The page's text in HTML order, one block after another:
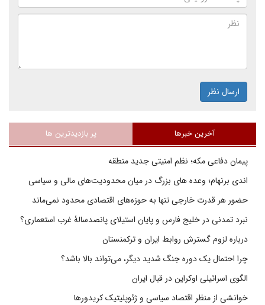
ارسال نظر
آخرین خبرها پر بازدیدترین ها
پیمان دفاعی مکه؛ نظم امنیتی جدید منطقه
اندی برنهام؛ وعده های بزرگ در میان محدودیت‌های مالی و سیاسی
حضور هر قدرت خارجی تنها به حوزه‌های اقتصادی محدود نمی‌ماند
نبرد تمدنی در خلیج فارس و پایان استیلای پانصدسالۀ غرب استعماری؟
درباره لزوم گسترش روابط ایران و ترکمنستان
چرا احتمال یک دوره جنگ شدید دیگر، می‌تواند بالا باشد؟
الگوی اسرائیلی اوکراین در قبال ایران
خوانشی از منظر اقتصاد سیاسی و ژئوپلیتیک کریدورها